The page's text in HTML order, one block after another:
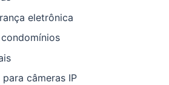
eletrônica
câmeras IP